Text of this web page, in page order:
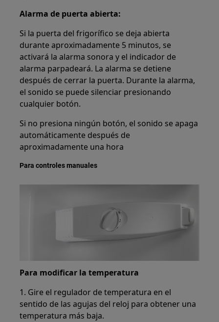
Alarma de puerta abierta:
Si la puerta del frigorífico se deja abierta
durante aproximadamente 5 minutos, se
activará la alarma sonora y el indicador de
alarma parpadeará. La alarma se detiene
después de cerrar la puerta. Durante la alarma,
el sonido se puede silenciar presionando
cualquier botón.
Si no presiona ningún botón, el sonido se apaga
automáticamente después de
aproximadamente una hora
Para controles manuales
Para modificar la temperatura
1. Gire el regulador de temperatura en el
sentido de las agujas del reloj para obtener una
temperatura más baja.